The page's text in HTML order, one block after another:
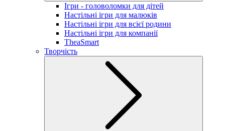
Ігри - головоломки для дітей
Настільні ігри для малюків
Настільні ігри для всієї родини
Настільні ігри для компанії
TheaSmart
Творчість